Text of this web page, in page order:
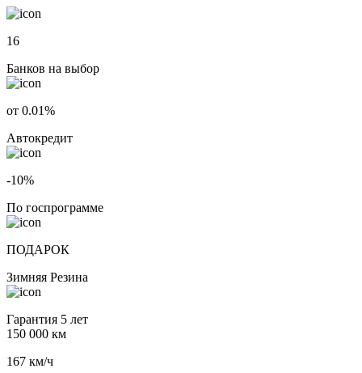
16
Банков на выбор
от 0.01%
Автокредит
-10%
По госпрограмме
ПОДАРОК
Зимняя Резина
Гарантия 5 лет
150 000 км
167 км/ч